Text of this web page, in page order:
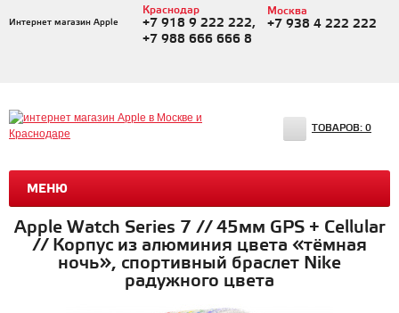
Интернет магазин Apple
Краснодар
+7 918 9 222 222,
+7 988 666 666 8
Москва
+7 938 4 222 222
МЕНЮ
ТОВАРОВ: 0
Apple Watch Series 7 // 45мм GPS + Cellular
// Корпус из алюминия цвета «тёмная
ночь», спортивный браслет Nike
радужного цвета